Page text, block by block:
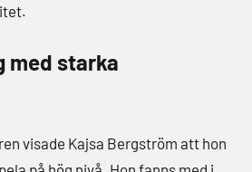
med starka
visade Kajsa Bergström att hon